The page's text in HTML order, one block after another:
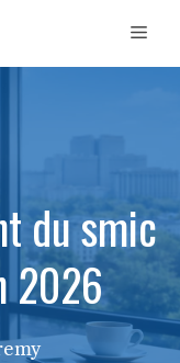
du smic
2026